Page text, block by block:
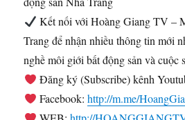
Kết nối với Hoàng Giang TV –
Trang để nhận nhiều thông tin mới
nghề môi giới bất động sản và cuộc
Đăng ký (Subscribe) kênh
Facebook: http://m.me/